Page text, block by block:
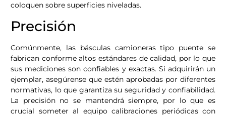
coloquen sobre superficies niveladas.
Precisión
Comúnmente, las básculas camioneras tipo puente se
fabrican conforme altos estándares de calidad, por lo que
sus mediciones son confiables y exactas. Si adquirirán un
ejemplar, asegúrense que estén aprobadas por diferentes
normativas, lo que garantiza su seguridad y confiabilidad.
La precisión no se mantendrá siempre, por lo que es
crucial someter al equipo calibraciones periódicas con